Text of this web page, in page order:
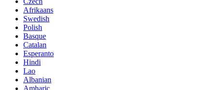
Afrikaans
Swedish
Polish
Basque
Catalan
Esperanto
Hindi
Lao
Albanian
Amharic